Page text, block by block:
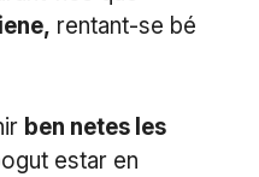
rentant-se bé
ben netes les
estar en